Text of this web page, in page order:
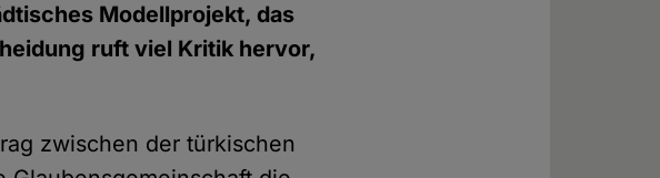
Modellprojekt, das
ruft viel Kritik hervor,
zwischen der türkischen